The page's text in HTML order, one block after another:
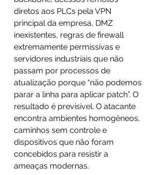
diretos aos PLCs pela VPN
principal da empresa, DMZ
inexistentes, regras de firewall
extremamente permissivas e
servidores industriais que não
passam por processos de
atualização porque “não podemos
parar a linha para aplicar patch”. O
resultado é previsível. O atacante
encontra ambientes homogêneos,
caminhos sem controle e
dispositivos que não foram
concebidos para resistir a
ameaças modernas.